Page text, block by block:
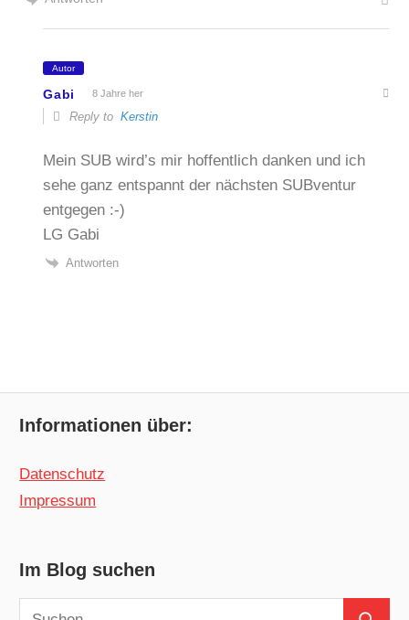
Autor
Gabi 8 Jahre her
Reply toKerstin
Mein SUB wird’s mir hoffentlich danken und ich
sehe ganz entspannt der nächsten SUBventur
entgegen :-)
LG Gabi
Antworten
Informationen über:
Datenschutz
Impressum
Im Blog suchen
Suchen